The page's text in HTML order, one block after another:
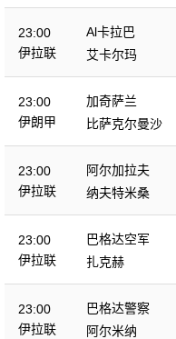
23:00
伊拉联
Al卡拉巴
艾卡尔玛
23:00
伊朗甲
加奇萨兰
比萨克尔曼沙
23:00
伊拉联
阿尔加拉夫
纳夫特米桑
23:00
伊拉联
巴格达空军
扎克赫
23:00
伊拉联
巴格达警察
阿尔米纳